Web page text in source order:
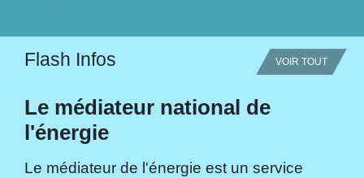
Flash Infos VOIR TOUT
Le médiateur national de
l'énergie
Le médiateur de l'énergie est un service